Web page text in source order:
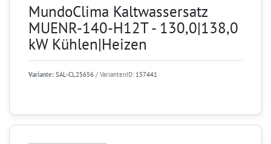
MundoClima Kaltwassersatz
MUENR-140-H12T - 130,0|138,0
kW Kühlen|Heizen
Variante: SAL-CL25656 / VariantenID: 157441